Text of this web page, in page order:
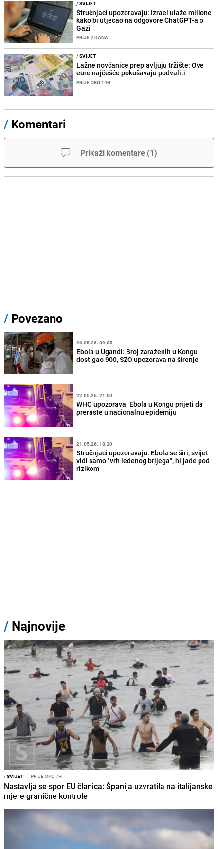
/SVIJET
Stručnjaci upozoravaju: Izrael ulaže milione
kako bi utjecao na odgovore ChatGPT-a o
Gazi
PRIJE 2 DANA
/SVIJET
Lažne novčanice preplavljuju tržište: Ove
eure najčešće pokušavaju podvaliti
PRIJE OKO 14H
/ Komentari
Prikaži komentare (1)
/ Povezano
26.05.26. 09:05
Ebola u Ugandi: Broj zaraženih u Kongu
dostigao 900, SZO upozorava na širenje
22.05.26. 21:00
WHO upozorava: Ebola u Kongu prijeti da
preraste u nacionalnu epidemiju
21.05.26. 18:20
Stručnjaci upozoravaju: Ebola se širi, svijet
vidi samo "vrh ledenog brijega", hiljade pod
rizikom
/ Najnovije
/SVIJET I PRIJE OKO 7H
Nastavlja se spor EU članica: Španija uzvratila na italijanske
mjere granične kontrole